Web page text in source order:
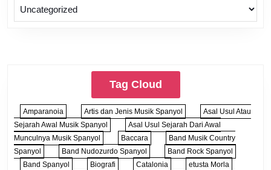
Tag Cloud
Amparanoia Artis dan Jenis Musik Spanyol
Asal Usul Atau
Sejarah Awal Musik Spanyol
Asal Usul Sejarah Dari Awal
Munculnya Musik Spanyol
Baccara
Band Musik Country
Spanyol
Band Nudozurdo Spanyol
Band Rock Spanyol
Band Spanyol
Biografi Catalonia
etusta Morla